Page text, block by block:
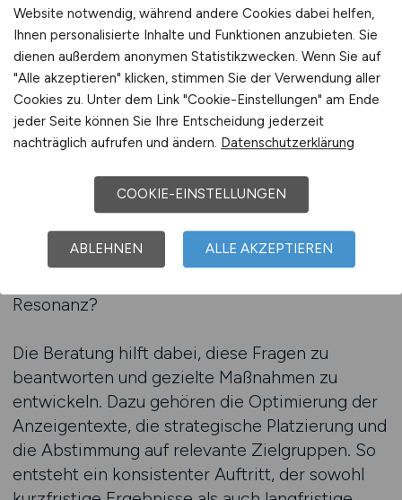
KLINIK.JOBS bietet Kliniken eine individuelle
Beratung, die auf die besonderen
Anforderungen des Gesundheitssektors
zugeschnitten ist. Dabei geht es nicht nur um
die Veröffentlichung einzelner Anzeigen,
Wie kann eine Klinik ihre Arbeitgebermarke
langfristig sichtbar machen? Welche Inhalte
fördern die Wahrnehmung als attraktiver
Arbeitgeber? Und welche
Resonanz?
Die Beratung hilft dabei, diese Fragen zu
beantworten und gezielte Maßnahmen zu
entwickeln. Dazu gehören die Optimierung der
Anzeigentexte, die strategische Platzierung und
die Abstimmung auf relevante Zielgruppen. So
entsteht ein konsistenter Auftritt, der sowohl
Website notwendig, während andere Cookies dabei helfen,
Ihnen personalisierte Inhalte und Funktionen anzubieten. Sie
dienen außerdem anonymen Statistikzwecken. Wenn Sie auf
"Alle akzeptieren" klicken, stimmen Sie der Verwendung aller
Cookies zu. Unter dem Link "Cookie-Einstellungen" am Ende
jeder Seite können Sie Ihre Entscheidung jederzeit
nachträglich aufrufen und ändern. Datenschutzerklärung
COOKIE-EINSTELLUNGEN
ABLEHNEN ALLE AKZEPTIEREN